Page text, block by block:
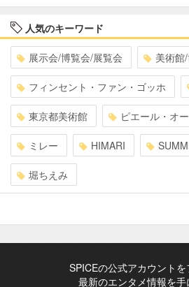
人気のキーワード
展示会/博覧会/展覧会 美術館
フィンセント・ファン・ゴッホ
東京都美術館 ピエール・オ
ミレー HIMARI
堀ちえみ
SPICEの公式アカウント
最新のエンタメ情報を手